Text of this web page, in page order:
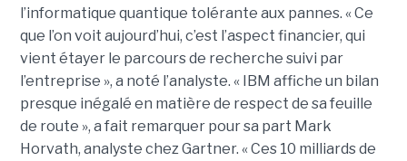
l’informatique quantique tolérante aux pannes. « Ce
que l’on voit aujourd’hui, c’est l’aspect financier, qui
vient étayer le parcours de recherche suivi par
l’entreprise », a noté l’analyste. « IBM affiche un bilan
presque inégalé en matière de respect de sa feuille
de route », a fait remarquer pour sa part Mark
Horvath, analyste chez Gartner. « Ces 10 milliards de